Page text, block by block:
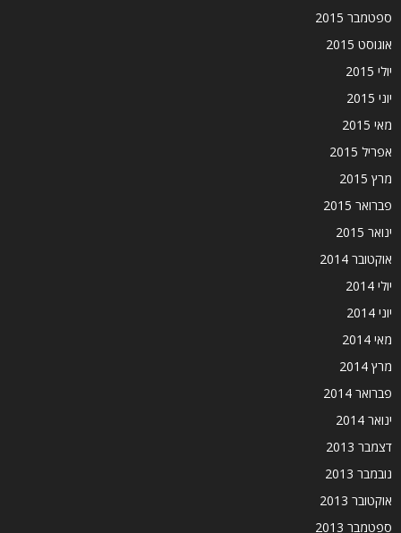
ספטמבר 2015
אוגוסט 2015
יולי 2015
יוני 2015
מאי 2015
אפריל 2015
מרץ 2015
פברואר 2015
ינואר 2015
אוקטובר 2014
יולי 2014
יוני 2014
מאי 2014
מרץ 2014
פברואר 2014
ינואר 2014
דצמבר 2013
נובמבר 2013
אוקטובר 2013
ספטמבר 2013